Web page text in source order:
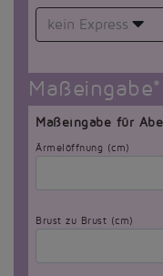
kein Express
Maßeingabe für
Ärmelöffnung (cm)
Brust zu Brust (cm)